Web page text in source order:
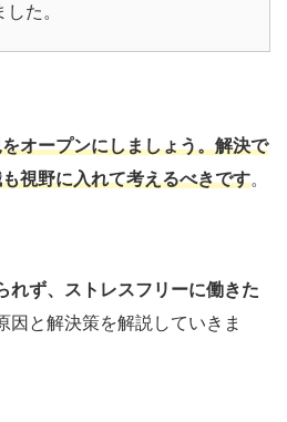
た。
オープンにしましょう。解決で
視野に入れて考えるべきです。
れず、ストレスフリーに働きた
因と解決策を解説していきま